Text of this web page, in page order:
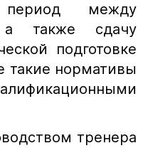
между
а также сдачу
подготовке
такие нормативы
тренера